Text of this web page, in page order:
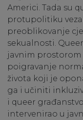
Americi. Tada su
protupolitiku
preoblikovanje
sekualnosti.
javnim prostorom
poigravanje
života koji je
ga i učiniti
i queer
intervenirao u